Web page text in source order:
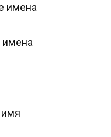
имена
имена
имя